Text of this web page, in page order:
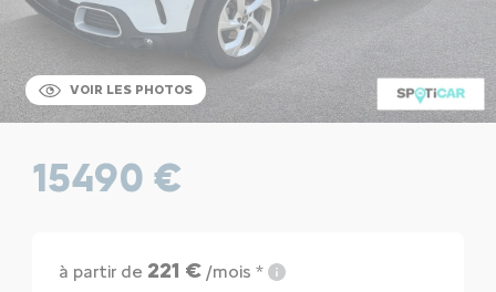
VOIR LES PHOTOS
15490 €
à partir de 221 €/mois *